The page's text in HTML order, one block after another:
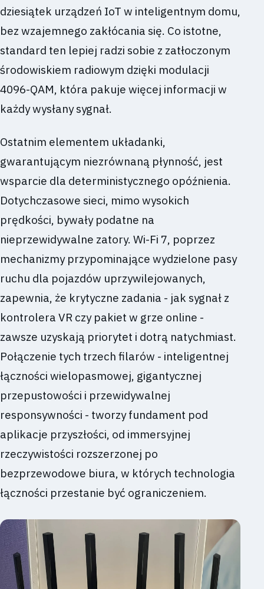
dziesiątek urządzeń IoT w inteligentnym domu,
bez wzajemnego zakłócania się. Co istotne,
standard ten lepiej radzi sobie z zatłoczonym
środowiskiem radiowym dzięki modulacji
4096-QAM, która pakuje więcej informacji w
każdy wysłany sygnał.
Ostatnim elementem układanki,
gwarantującym niezrównaną płynność, jest
wsparcie dla deterministycznego opóźnienia.
Dotychczasowe sieci, mimo wysokich
prędkości, bywały podatne na
nieprzewidywalne zatory. Wi-Fi 7, poprzez
mechanizmy przypominające wydzielone pasy
ruchu dla pojazdów uprzywilejowanych,
zapewnia, że krytyczne zadania - jak sygnał z
kontrolera VR czy pakiet w grze online -
zawsze uzyskają priorytet i dotrą natychmiast.
Połączenie tych trzech filarów - inteligentnej
łączności wielopasmowej, gigantycznej
przepustowości i przewidywalnej
responsywności - tworzy fundament pod
aplikacje przyszłości, od immersyjnej
rzeczywistości rozszerzonej po
bezprzewodowe biura, w których technologia
łączności przestanie być ograniczeniem.